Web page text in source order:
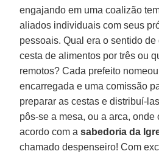
engajando em uma coalizão
aliados individuais com seus
pessoais. Qual era o sentido
cesta de alimentos por três ou
remotos? Cada prefeito
encarregada e uma comissão
preparar as cestas e distribuí-
pôs-se a mesa, ou a arca, onde
acordo com asabedoria da
chamado despenseiro! Com